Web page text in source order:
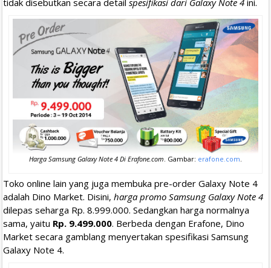
Harga Samsung Galaxy Note 4 Di Erafone.com. Gambar: erafone.com.
Toko online lain yang juga membuka pre-order Galaxy Note 4
adalah Dino Market. Disini, harga promo Samsung Galaxy Note 4
dilepas seharga Rp. 8.999.000. Sedangkan harga normalnya
sama, yaitu Rp. 9.499.000. Berbeda dengan Erafone, Dino
Market secara gamblang menyertakan spesifikasi Samsung
Galaxy Note 4.